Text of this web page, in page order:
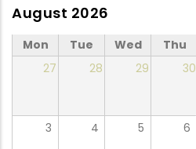
August 2026
Mon Tue Wed Thu
27
28 29 30
3 4 5 6